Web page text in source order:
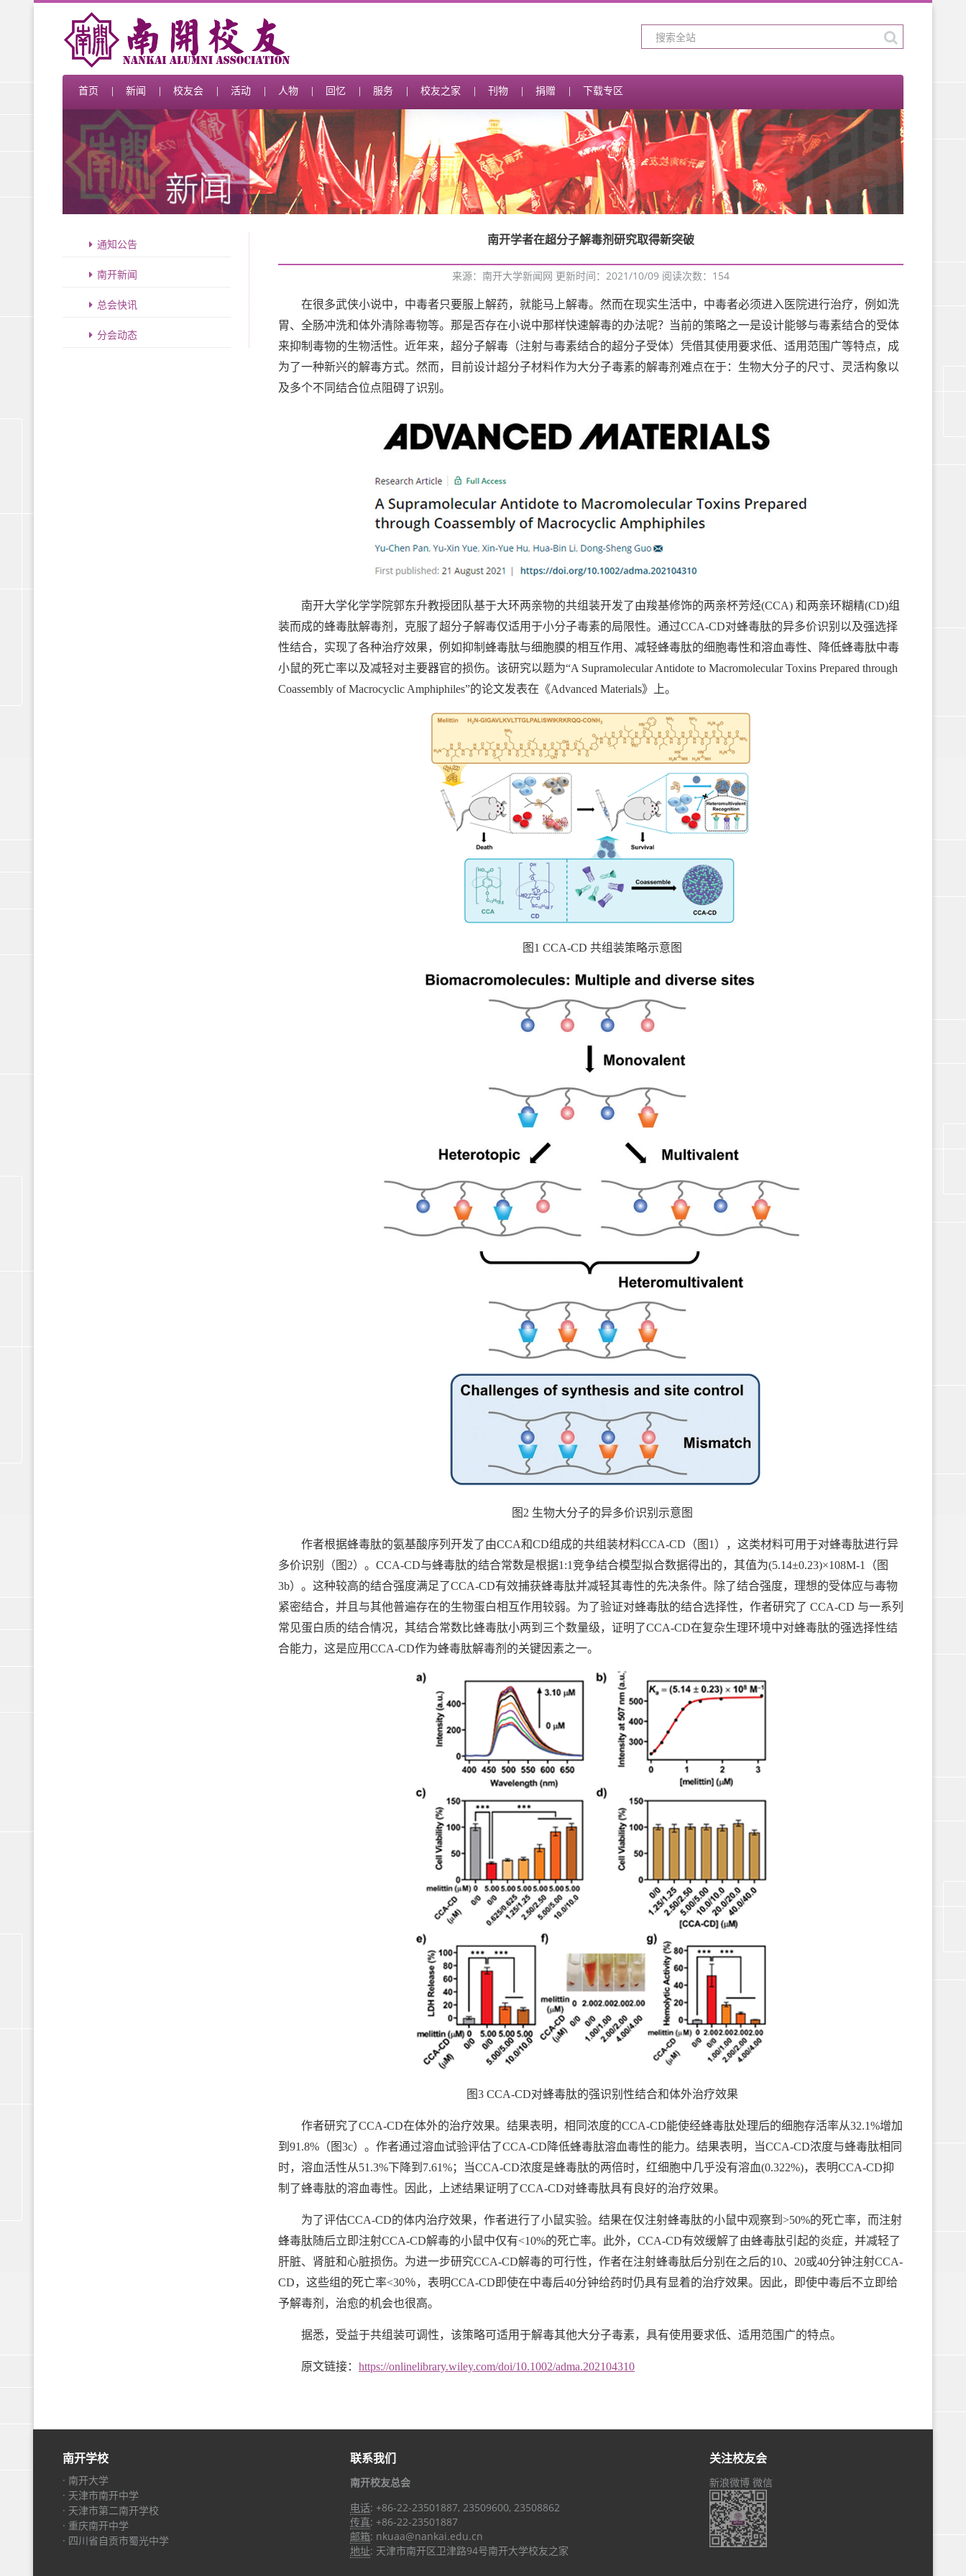
首页 新闻 校友会 活动 人物 回忆 服务 校友之家 刊物 捐赠 下载专区
通知公告
南开新闻
总会快讯
分会动态
南开学者在超分子解毒剂研究取得新突破
来源：南开大学新闻网 更新时间：2021/10/09 阅读次数： 154
在很多武侠小说中，中毒者只要服上解药，就能马上解毒。然而在现实生活中，中毒者必须进入医院进行治疗，例如洗
胃、全肠冲洗和体外清除毒物等。那是否存在小说中那样快速解毒的办法呢？当前的策略之一是设计能够与毒素结合的受体
来抑制毒物的生物活性。近年来，超分子解毒（注射与毒素结合的超分子受体）凭借其使用要求低、适用范围广等特点，成
为了一种新兴的解毒方式。然而，目前设计超分子材料作为大分子毒素的解毒剂难点在于：生物大分子的尺寸、灵活构象以
及多个不同结合位点阻碍了识别。
南开大学化学学院郭东升教授团队基于大环两亲物的共组装开发了由羧基修饰的两亲杯芳烃(CCA) 和两亲环糊精(CD)组
装而成的蜂毒肽解毒剂，克服了超分子解毒仅适用于小分子毒素的局限性。通过CCA-CD对蜂毒肽的异多价识别以及强选择
性结合，实现了各种治疗效果，例如抑制蜂毒肽与细胞膜的相互作用、减轻蜂毒肽的细胞毒性和溶血毒性、降低蜂毒肽中毒
小鼠的死亡率以及减轻对主要器官的损伤。该研究以题为“A Supramolecular Antidote to Macromolecular Toxins Prepared through
Coassembly of Macrocyclic Amphiphiles”的论文发表在《Advanced Materials》上。
图1 CCA-CD 共组装策略示意图
图2 生物大分子的异多价识别示意图
作者根据蜂毒肽的氨基酸序列开发了由CCA和CD组成的共组装材料CCA-CD（图1），这类材料可用于对蜂毒肽进行异
多价识别（图2）。CCA-CD与蜂毒肽的结合常数是根据1:1竞争结合模型拟合数据得出的，其值为(5.14±0.23)×108M-1（图
3b）。这种较高的结合强度满足了CCA-CD有效捕获蜂毒肽并减轻其毒性的先决条件。除了结合强度，理想的受体应与毒物
紧密结合，并且与其他普遍存在的生物蛋白相互作用较弱。为了验证对蜂毒肽的结合选择性，作者研究了 CCA-CD 与一系列
常见蛋白质的结合情况，其结合常数比蜂毒肽小两到三个数量级，证明了CCA-CD在复杂生理环境中对蜂毒肽的强选择性结
合能力，这是应用CCA-CD作为蜂毒肽解毒剂的关键因素之一。
图3 CCA-CD对蜂毒肽的强识别性结合和体外治疗效果
作者研究了CCA-CD在体外的治疗效果。结果表明，相同浓度的CCA-CD能使经蜂毒肽处理后的细胞存活率从32.1%增加
到91.8%（图3c）。作者通过溶血试验评估了CCA-CD降低蜂毒肽溶血毒性的能力。结果表明，当CCA-CD浓度与蜂毒肽相同
时，溶血活性从51.3%下降到7.61%；当CCA-CD浓度是蜂毒肽的两倍时，红细胞中几乎没有溶血(0.322%)，表明CCA-CD抑
制了蜂毒肽的溶血毒性。因此，上述结果证明了CCA-CD对蜂毒肽具有良好的治疗效果。
为了评估CCA-CD的体内治疗效果，作者进行了小鼠实验。结果在仅注射蜂毒肽的小鼠中观察到>50%的死亡率，而注射
蜂毒肽随后立即注射CCA-CD解毒的小鼠中仅有<10%的死亡率。此外，CCA-CD有效缓解了由蜂毒肽引起的炎症，并减轻了
肝脏、肾脏和心脏损伤。为进一步研究CCA-CD解毒的可行性，作者在注射蜂毒肽后分别在之后的10、20或40分钟注射CCA-
CD，这些组的死亡率<30％，表明CCA-CD即使在中毒后40分钟给药时仍具有显着的治疗效果。因此，即使中毒后不立即给
予解毒剂，治愈的机会也很高。
据悉，受益于共组装可调性，该策略可适用于解毒其他大分子毒素，具有使用要求低、适用范围广的特点。
原文链接： https://onlinelibrary.wiley.com/doi/10.1002/adma.202104310
南开学校
· 南开大学
· 天津市南开中学
· 天津市第二南开学校
· 重庆南开中学
· 四川省自贡市蜀光中学
联系我们
南开校友总会
电话: +86-22-23501887, 23509600, 23508862
传真: +86-22-23501887
邮箱: nkuaa@nankai.edu.cn
地址: 天津市南开区卫津路94号南开大学校友之家
关注校友会
新浪微博 微信